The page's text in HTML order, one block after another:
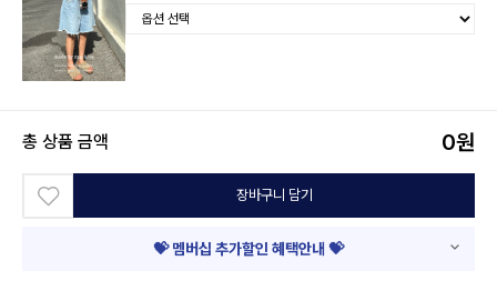
총 상품 금액 0원
장바구니 담기
💝 멤버십 추가할인 혜택안내 💝